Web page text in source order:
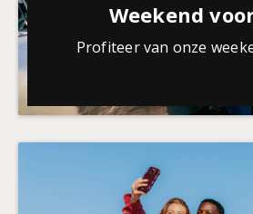
Weekend
Profiteer van onze